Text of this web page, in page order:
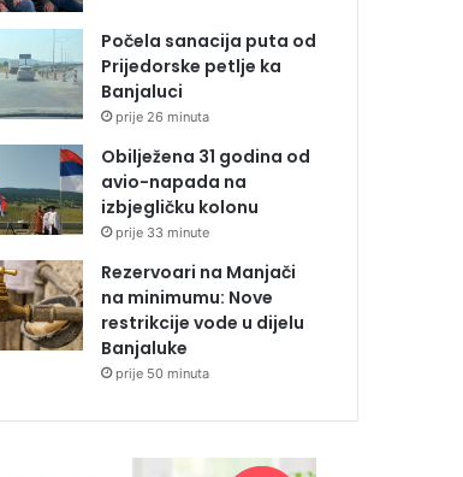
Počela sanacija puta od
Prijedorske petlje ka
Banjaluci
prije 26 minuta
Obilježena 31 godina od
avio-napada na
izbjegličku kolonu
prije 33 minute
Rezervoari na Manjači
na minimumu: Nove
restrikcije vode u dijelu
Banjaluke
prije 50 minuta